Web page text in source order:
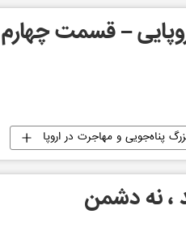
– قسمت چهارم
پناه‌جویی و مهاجرت در اروپا
، نه دشمن